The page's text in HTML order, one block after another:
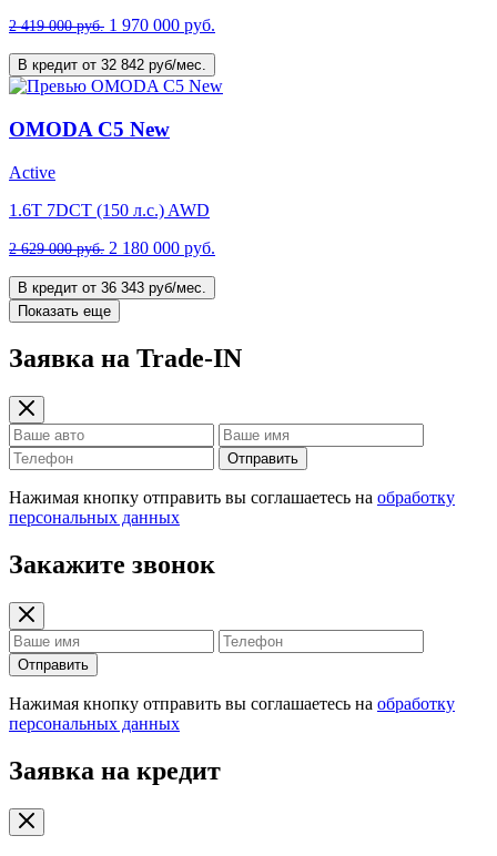
2 419 000 руб. 1 970 000 руб.
В кредит от 32 842 руб/мес.
OMODA C5 New
Active
1.6T 7DCT (150 л.с.) AWD
2 629 000 руб. 2 180 000 руб.
В кредит от 36 343 руб/мес.
Показать еще
Заявка на Trade-IN
Отправить
Нажимая кнопку отправить вы соглашаетесь на обработку
персональных данных
Закажите звонок
Отправить
Нажимая кнопку отправить вы соглашаетесь на обработку
персональных данных
Заявка на кредит